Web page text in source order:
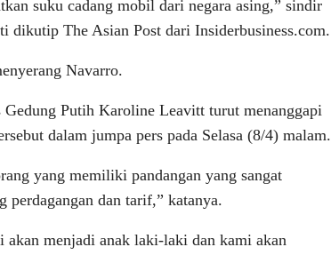
suku cadang mobil dari negara asing,” sindir
dikutip The Asian Post dari Insiderbusiness.com.
Navarro.
Gedung Putih Karoline Leavitt turut menanggapi
dalam jumpa pers pada Selasa (8/4) malam.
yang memiliki pandangan yang sangat
perdagangan dan tarif,” katanya.
akan menjadi anak laki-laki dan kami akan